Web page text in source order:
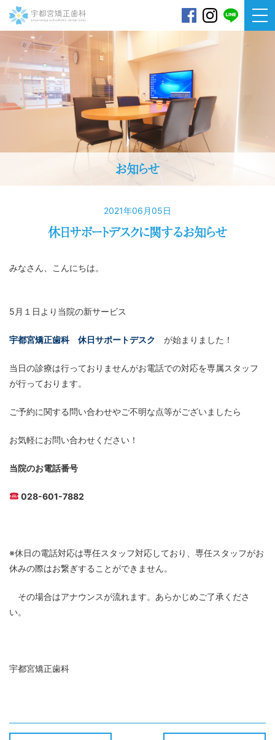
宇都宮矯正歯科
お知らせ
2021年06月05日
休日サポートデスクに関するお知らせ
みなさん、こんにちは。
5月１日より当院の新サービス
宇都宮矯正歯科 休日サポートデスク が始まりました！
当日の診療は行っておりませんがお電話での対応を専属スタッフ
が行っております。
ご予約に関する問い合わせやご不明な点等がございましたら
お気軽にお問い合わせください！
当院のお電話番号
028-601-7882
※休日の電話対応は専任スタッフ対応しており、専任スタッフがお
休みの際はお繋ぎすることができません。
その場合はアナウンスが流れます。あらかじめご了承くださ
い。
宇都宮矯正歯科